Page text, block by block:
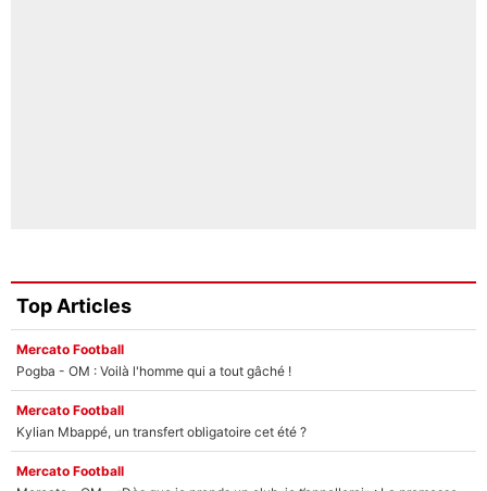
Top Articles
Mercato Football
Pogba - OM : Voilà l'homme qui a tout gâché !
Mercato Football
Kylian Mbappé, un transfert obligatoire cet été ?
Mercato Football